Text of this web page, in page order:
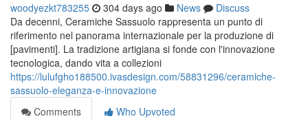
woodyezkt783255 304 days ago News
Discuss
Da decenni, Ceramiche Sassuolo rappresenta un punto di
riferimento nel panorama internazionale per la produzione di
[pavimenti]. La tradizione artigiana si fonde con l'innovazione
tecnologica, dando vita a collezioni
https://lulufgho188500.ivasdesign.com/58831296/ceramiche-
sassuolo-eleganza-e-innovazione
Comments
Who Upvoted